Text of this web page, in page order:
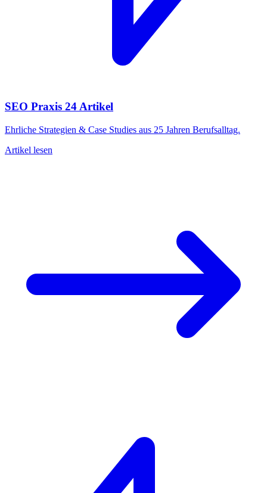
SEO Praxis 24 Artikel
Ehrliche Strategien & Case Studies aus 25 Jahren Berufsalltag.
Artikel lesen